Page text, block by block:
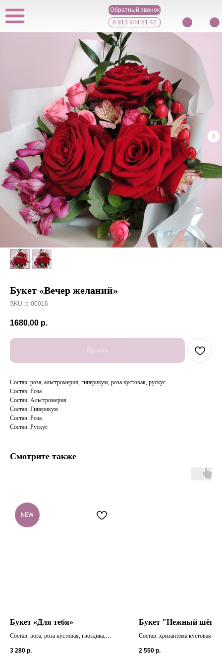
8 913 944 51 42
Обратный звонок
Букет «Вечер желаний»
SKU: b-00016
1680,00 р.
Купить
Состав: роза, альстромерия, гиперикум, роза кустовая, рускус.
Состав: Роза
Состав: Альстромерия
Состав: Гиперикум
Состав: Роза
Состав: Рускус
Смотрите также
NEW
Букет «Для тебя»
Состав: роза, роза кустовая, гвоздика,
3 280 р.
Букет "Нежный
Состав: хризантема кустовая 4
2 550 р.